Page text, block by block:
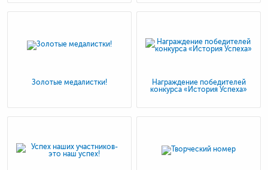
Золотые медалистки!
Награждение победителей
конкурса «История Успеха»